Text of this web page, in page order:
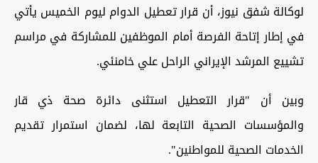
لوكالة شفق نيوز، أن قرار تعطيل الدوام ليوم الخميس يأتي
في إطار إتاحة الفرصة أمام الموظفين للمشاركة في مراسم
تشييع المرشد الإيراني الراحل علي خامنئي.
وبين أن "قرار التعطيل استثنى دائرة صحة ذي قار
والمؤسسات الصحية التابعة لها، لضمان استمرار تقديم
الخدمات الصحية للمواطنين".